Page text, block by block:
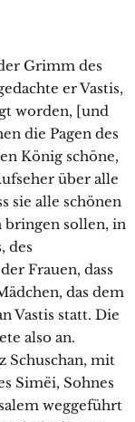
Grimm des
er Vastis,
worden, [und
die Pagen des
König schöne,
über alle
sie alle schönen
bringen sollen, in
des
Frauen, dass
das dem
Vastis statt. Die
also an.
Schuschan, mit
Simëi, Sohnes
weggeführt